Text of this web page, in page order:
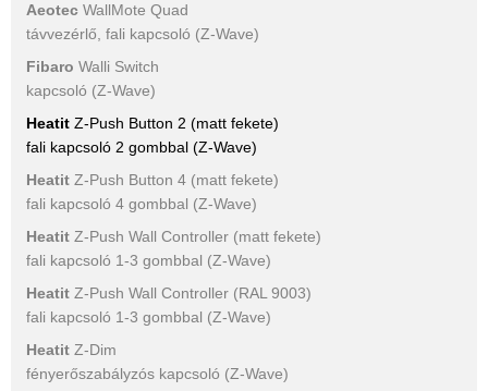
Aeotec WallMote Quad
távvezérlő, fali kapcsoló (Z-Wave)
Fibaro Walli Switch
kapcsoló (Z-Wave)
Heatit Z-Push Button 2 (matt fekete)
fali kapcsoló 2 gombbal (Z-Wave)
Heatit Z-Push Button 4 (matt fekete)
fali kapcsoló 4 gombbal (Z-Wave)
Heatit Z-Push Wall Controller (matt fekete)
fali kapcsoló 1-3 gombbal (Z-Wave)
Heatit Z-Push Wall Controller (RAL 9003)
fali kapcsoló 1-3 gombbal (Z-Wave)
Heatit Z-Dim
fényerőszabályzós kapcsoló (Z-Wave)